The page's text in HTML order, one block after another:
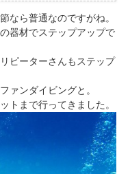
なら普通なのですがね。
器材でステップアップで
ピーターさんもステップ
ァンダイビングと。
トまで行ってきました。